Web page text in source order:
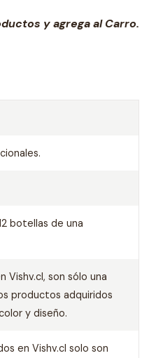
y agrega al Carro.
botellas de una
Vishv.cl, son sólo una
productos adquiridos
y diseño.
en Vishv.cl solo son